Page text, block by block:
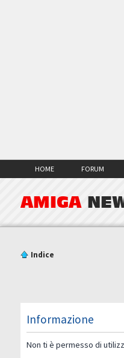
HOME FORUM
AMIGA
Indice
Informazione
Non ti è permesso di